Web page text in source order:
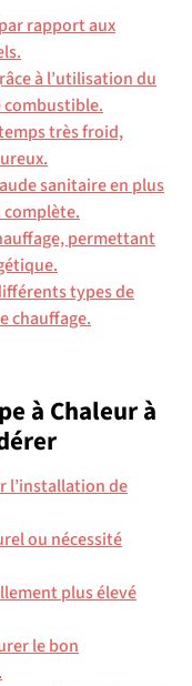
rapport aux
à l’utilisation du
combustible.
très froid,
sanitaire en plus
permettant
types de
chauffage.
à Chaleur à
l’installation de
ou nécessité
plus élevé
le bon